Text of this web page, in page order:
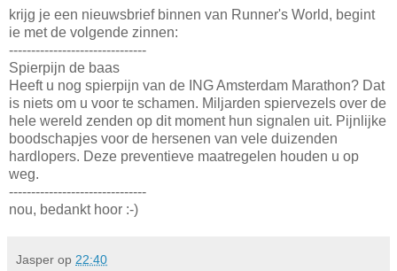
krijg je een nieuwsbrief binnen van Runner's World, begint
ie met de volgende zinnen:
-------------------------------
Spierpijn de baas
Heeft u nog spierpijn van de ING Amsterdam Marathon? Dat
is niets om u voor te schamen. Miljarden spiervezels over de
hele wereld zenden op dit moment hun signalen uit. Pijnlijke
boodschapjes voor de hersenen van vele duizenden
hardlopers. Deze preventieve maatregelen houden u op
weg.
-------------------------------
nou, bedankt hoor :-)
Jasper op 22:40